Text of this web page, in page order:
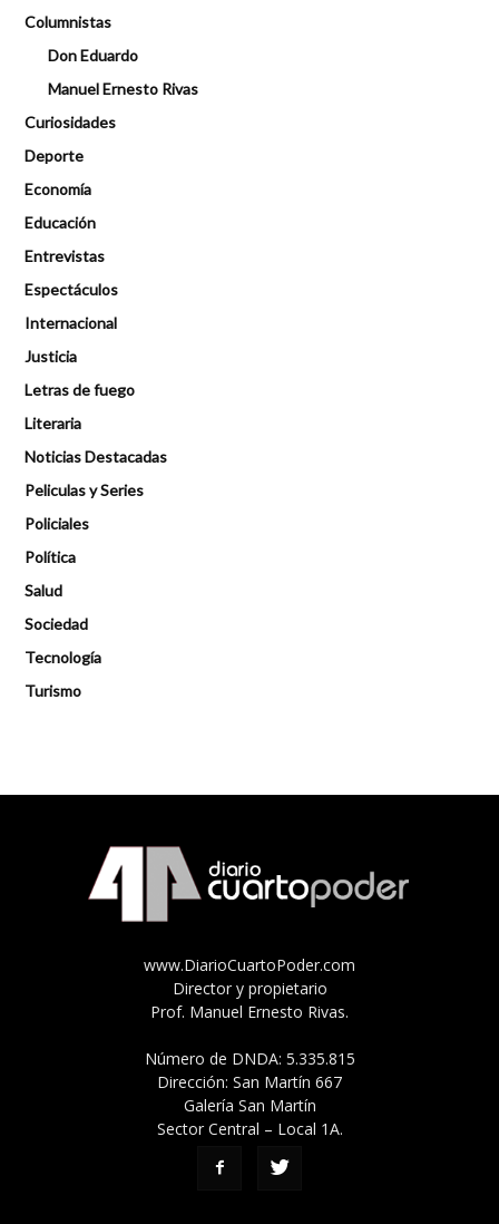
Columnistas
Don Eduardo
Manuel Ernesto Rivas
Curiosidades
Deporte
Economía
Educación
Entrevistas
Espectáculos
Internacional
Justicia
Letras de fuego
Literaria
Noticias Destacadas
Peliculas y Series
Policiales
Política
Salud
Sociedad
Tecnología
Turismo
www.DiarioCuartoPoder.com
Director y propietario
Prof. Manuel Ernesto Rivas.
Número de DNDA: 5.335.815
Dirección: San Martín 667
Galería San Martín
Sector Central – Local 1A.